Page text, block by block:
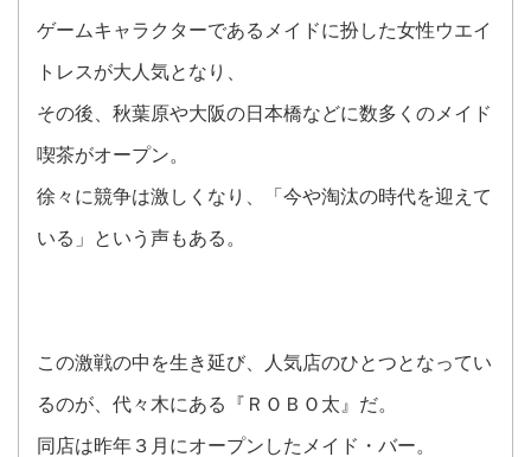
ゲームキャラクターであるメイドに扮した女性ウエイ
トレスが大人気となり、
その後、秋葉原や大阪の日本橋などに数多くのメイド
喫茶がオープン。
徐々に競争は激しくなり、「今や淘汰の時代を迎えて
いる」という声もある。
この激戦の中を生き延び、人気店のひとつとなってい
るのが、代々木にある『ＲＯＢＯ太』だ。
同店は昨年３月にオープンしたメイド・バー。